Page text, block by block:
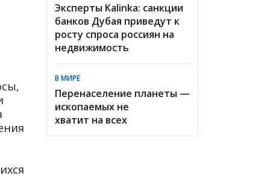
Эксперты Kalinka: санкции
банков Дубая приведут к
росту спроса россиян на
недвижимость
В МИРЕ
Перенаселение планеты —
ископаемых не
хватит на всех